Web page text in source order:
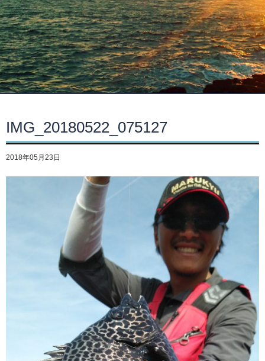
IMG_20180522_075127
2018年05月23日